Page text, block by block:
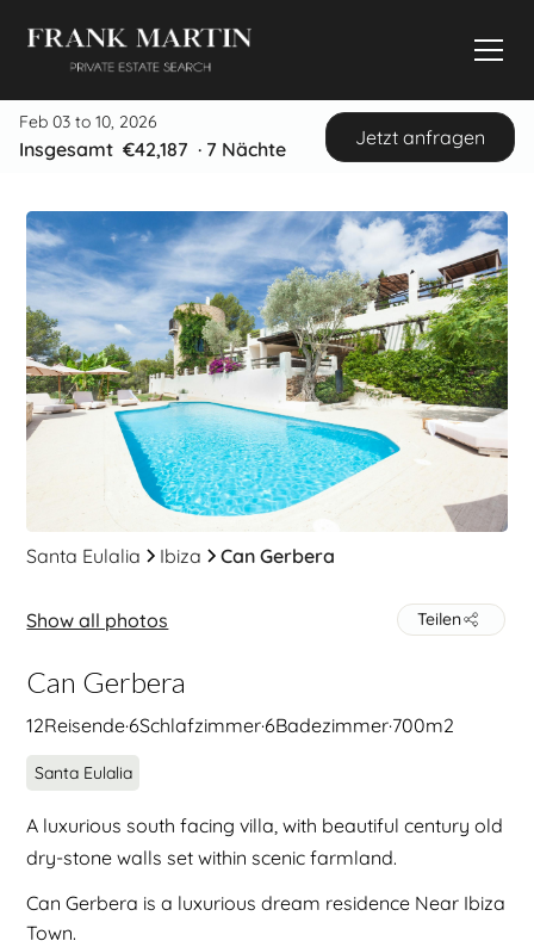
Feb 03 to 10, 2026
Insgesamt €42,187 · 7 Nächte
Jetzt anfragen
Santa Eulalia Ibiza Can Gerbera
Show all photos
Can Gerbera
12Reisende·6Schlafzimmer·6Badezimmer·700m2
Santa Eulalia
Teilen
A luxurious south facing villa, with beautiful century old
dry-stone walls set within scenic farmland.
Can Gerbera is a luxurious dream residence Near Ibiza
Town.